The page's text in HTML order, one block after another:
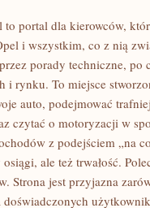
to portal dla kierowców,
i wszystkim, co z nią
porady techniczne, po
i rynku. To miejsce
auto, podejmować
czytać o motoryzacji w
z podejściem „na
ale też trwałość.
Strona jest przyjazna